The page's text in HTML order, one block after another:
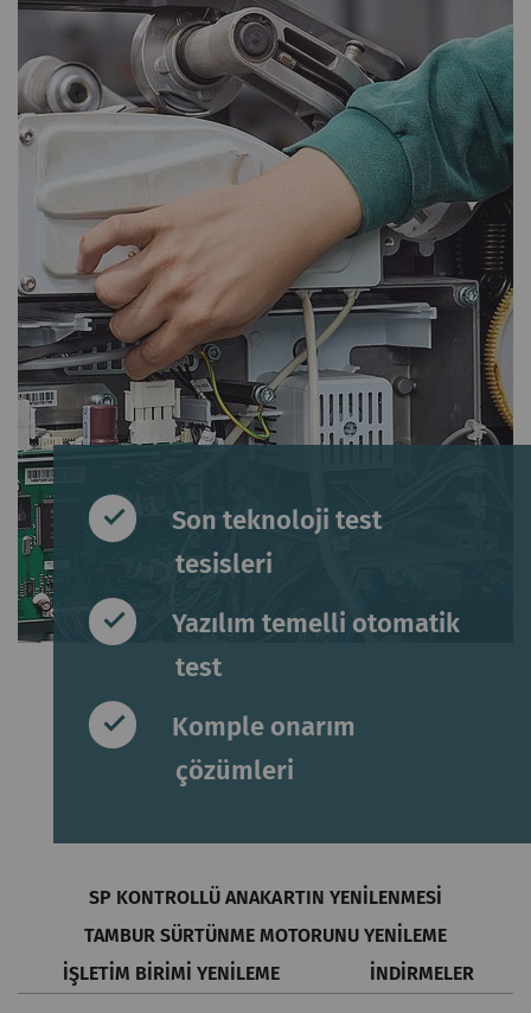
Son teknoloji test
tesisleri
Yazılım temelli otomatik
test
Komple onarım
çözümleri
SP KONTROLLÜ ANAKARTIN YENILENMESI
TAMBUR SÜRTÜNME MOTORUNU YENILEME
İŞLETIM BIRIMI YENILEME
İNDIRMELER